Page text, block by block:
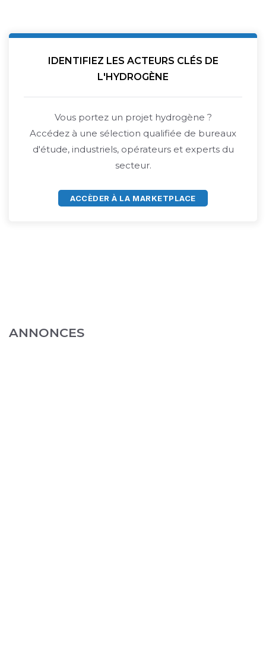
IDENTIFIEZ LES ACTEURS CLÉS DE
L'HYDROGÈNE
Vous portez un projet hydrogène ?
Accédez à une sélection qualifiée de bureaux
d'étude, industriels, opérateurs et experts du
secteur.
ACCÈDER À LA MARKETPLACE
ANNONCES